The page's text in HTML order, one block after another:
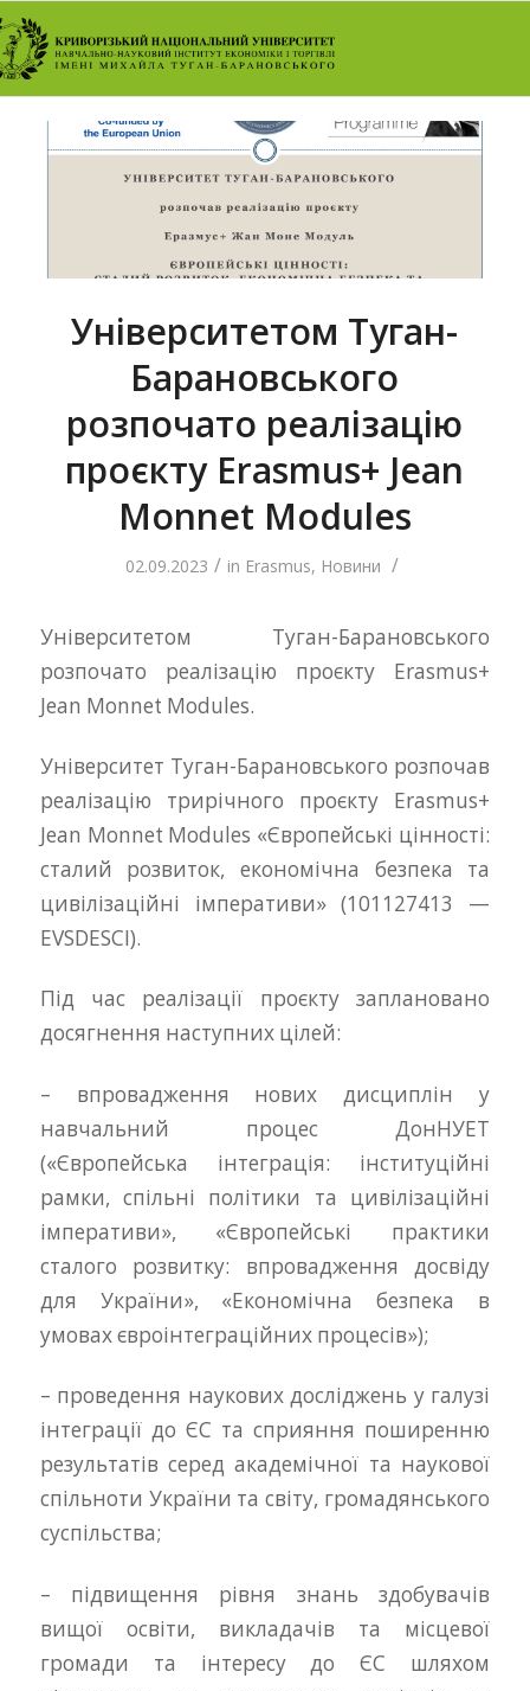
Університетом Туган-
Барановського
розпочато реалізацію
проєкту Erasmus+ Jean
Monnet Modules
02.09.2023 / in Erasmus, Новини /
Університетом Туган-Барановського
розпочато реалізацію проєкту Erasmus+
Jean Monnet Modules.
Університет Туган-Барановського розпочав
реалізацію трирічного проєкту Erasmus+
Jean Monnet Modules «Європейські цінності:
сталий розвиток, економічна безпека та
цивілізаційні імперативи» (101127413 —
EVSDESCI).
Під час реалізації проєкту заплановано
досягнення наступних цілей:
– впровадження нових дисциплін у
навчальний процес ДонНУЕТ
(«Європейська інтеграція: інституційні
рамки, спільні політики та цивілізаційні
імперативи», «Європейські практики
сталого розвитку: впровадження досвіду
для України», «Економічна безпека в
умовах євроінтеграційних процесів»);
– проведення наукових досліджень у галузі
інтеграції до ЄС та сприяння поширенню
результатів серед академічної та наукової
спільноти України та світу, громадянського
суспільства;
– підвищення рівня знань здобувачів
вищої освіти, викладачів та місцевої
громади та інтересу до ЄС шляхом